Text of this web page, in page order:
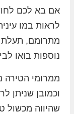
אם בא לכם
לראות במו
מתרומם, תעלת
נוספות בואו
ממרומי הטירה
וכמובן שניתן
שהיווה מכשול